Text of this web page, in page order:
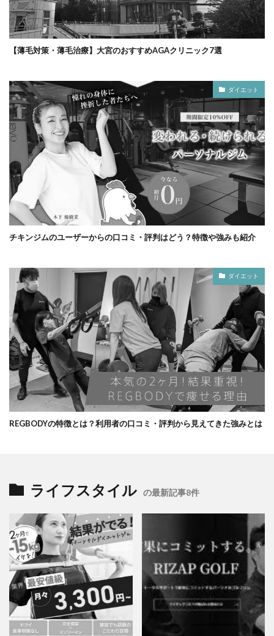
【薄毛対策・薄毛治療】大宮のおすすめAGAクリニック7選
ダイエット
チキンジムのユーザーからの口コミ・評判はどう？特徴や強みも紹介
ダイエット
REGBODYの特徴とは？利用者の口コミ・評判から見えてきた強みとは
ライフスタイル の最新記事8件